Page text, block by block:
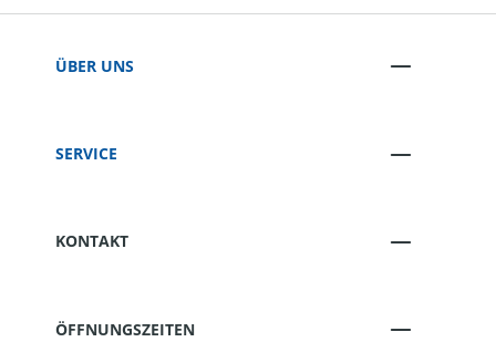
ÜBER UNS
SERVICE
KONTAKT
ÖFFNUNGSZEITEN